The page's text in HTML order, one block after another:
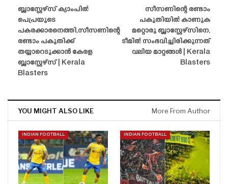
ബ്ലാസ്റ്റേഴ്‌സ് ക്യാംപിൽ
പെപ്രയുടെ
പകരക്കാരനെത്തി,സീസണിന്റെ
രണ്ടാം പകുതിക്ക്
തയ്യാറെടുക്കാൻ കേരള
ബ്ലാസ്റ്റേഴ്‌സ് | Kerala
Blasters
സീസണിന്റെ രണ്ടാം
പകുതിയിൽ കാണുക
മറ്റൊരു ബ്ലാസ്റ്റേഴ്‌സിനെ,
ടീമിൽ സംഭവിച്ചിരിക്കുന്നത്
വലിയ മാറ്റങ്ങൾ | Kerala
Blasters
YOU MIGHT ALSO LIKE More From Author
INDIAN FOOTBALL INDIAN FOOTBALL